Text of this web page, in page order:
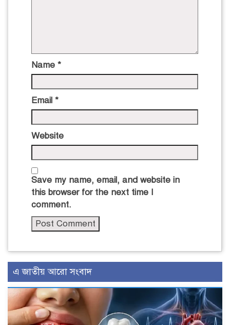
Name *
Email *
Website
Save my name, email, and website in
this browser for the next time I
comment.
এ জাতীয় আরো সংবাদ